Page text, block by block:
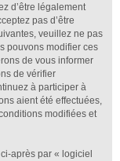
d’être légalement
pas d’être
veuillez ne pas
pouvons modifier ces
de vous informer
de vérifier
à participer à
aient été effectuées,
modifiées et
après par « logiciel